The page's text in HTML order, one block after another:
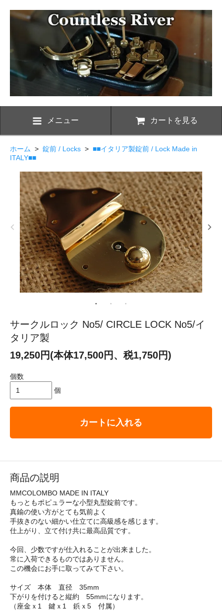
メニュー カートを見る
ホーム > 錠前 / Locks > ■■イタリア製錠前 / Lock Made in
ITALY■■
サークルロック No5/ CIRCLE LOCK No5/イ
タリア製
19,250円(本体17,500円、税1,750円)
個数
個
カートに入れる
商品の説明
MMCOLOMBO MADE IN ITALY
もっともポピュラーな小型丸型錠前です。
真鍮の使い方がとても気前よく
手抜きのない細かい仕立てに高級感を感じます。
仕上がり、立て付け共に最高品質です。
今回、少数ですが仕入れることが出来ました。
常に入荷できるものではありません。
この機会にお手に取ってみて下さい。
サイズ 本体 直径 35mm
下がりを付けると縦約 55mmになります。
（座金ｘ1 鍵ｘ1 鋲ｘ5 付属）